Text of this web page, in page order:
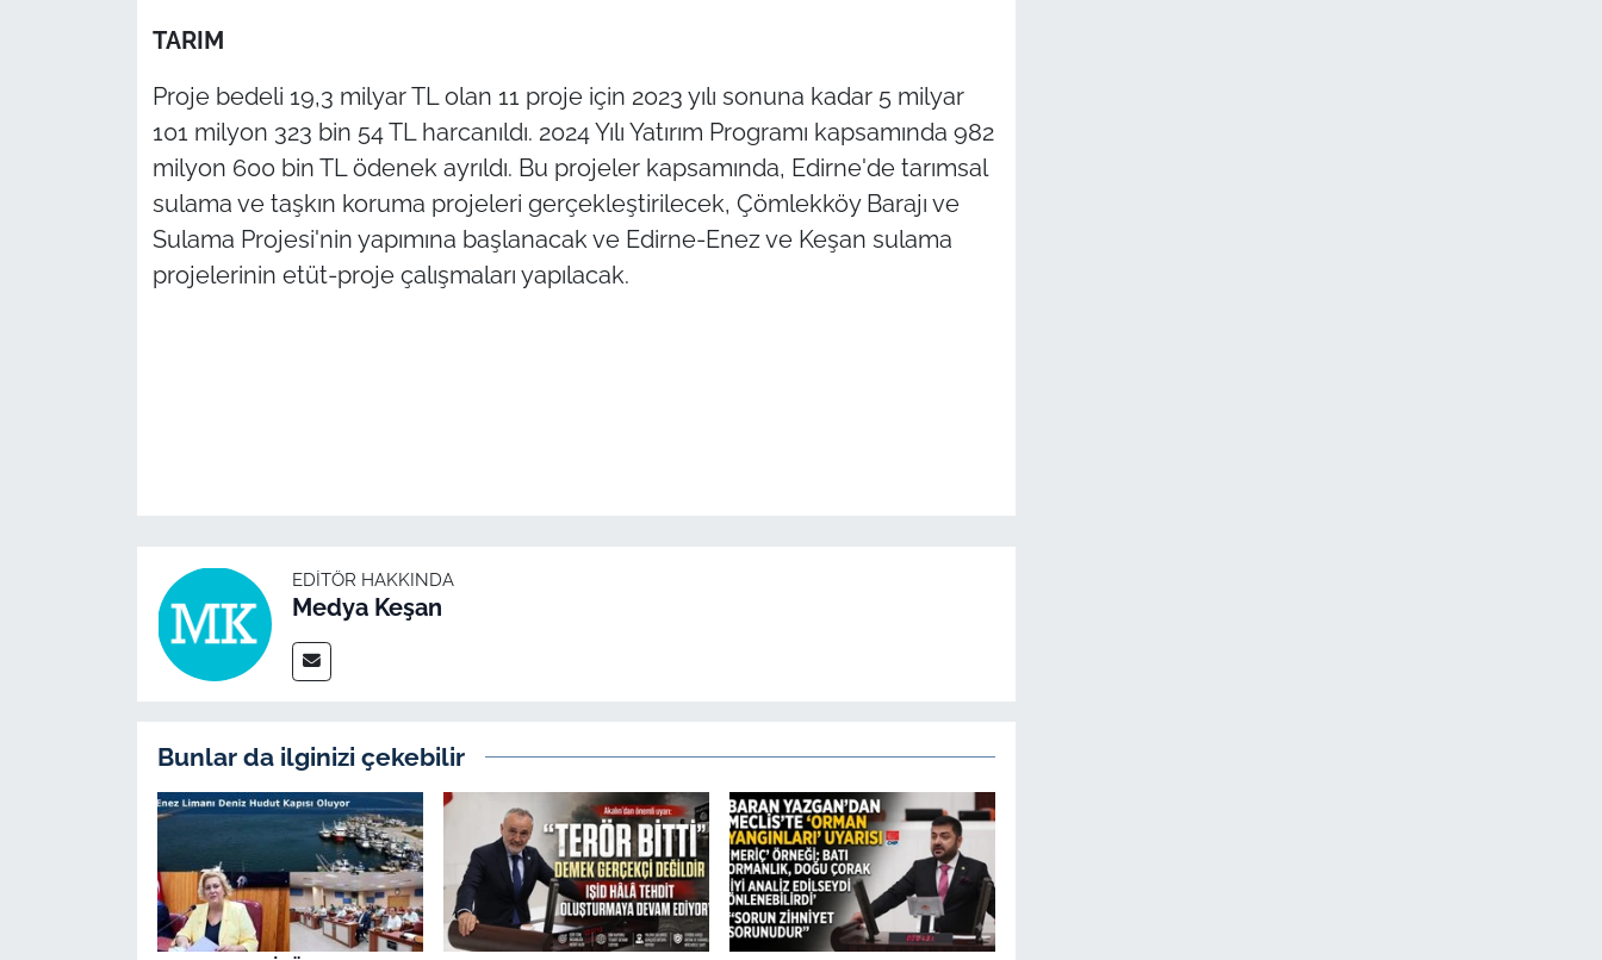
TARIM
Proje bedeli 19,3 milyar TL olan 11 proje için 2023 yılı sonuna kadar 5 milyar
101 milyon 323 bin 54 TL harcanıldı. 2024 Yılı Yatırım Programı kapsamında 982
milyon 600 bin TL ödenek ayrıldı. Bu projeler kapsamında, Edirne'de tarımsal
sulama ve taşkın koruma projeleri gerçekleştirilecek, Çömlekköy Barajı ve
Sulama Projesi'nin yapımına başlanacak ve Edirne-Enez ve Keşan sulama
projelerinin etüt-proje çalışmaları yapılacak.
EDITÖR HAKKINDA
Medya Keşan
Bunlar da ilginizi çekebilir